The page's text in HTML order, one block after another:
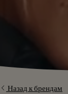
Назад к брендам